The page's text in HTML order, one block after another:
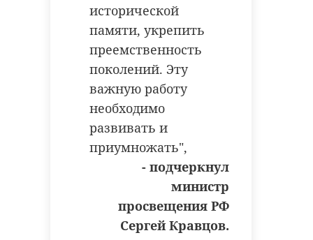
исторической
памяти, укрепить
преемственность
поколений. Эту
важную работу
необходимо
развивать и
приумножать",
- подчеркнул
министр
просвещения РФ
Сергей Кравцов.